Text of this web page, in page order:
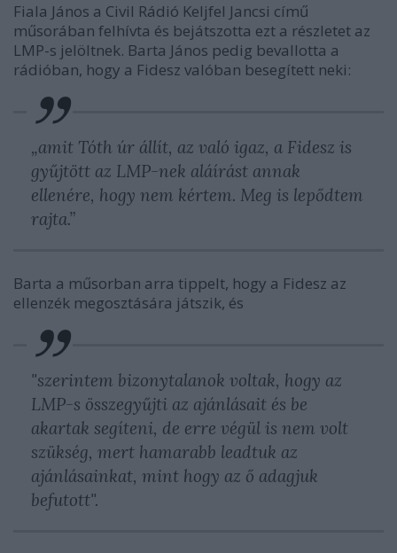
Fiala János a Civil Rádió Keljfel Jancsi című
műsorában felhívta és bejátszotta ezt a részletet az
LMP-s jelöltnek. Barta János pedig bevallotta a
rádióban, hogy a Fidesz valóban besegített neki:
„amit Tóth úr állít, az való igaz, a Fidesz is
gyűjtött az LMP-nek aláírást annak
ellenére, hogy nem kértem. Meg is lepődtem
rajta.”
Barta a műsorban arra tippelt, hogy a Fidesz az
ellenzék megosztására játszik, és
"szerintem bizonytalanok voltak, hogy az
LMP-s összegyűjti az ajánlásait és be
akartak segíteni, de erre végül is nem volt
szükség, mert hamarabb leadtuk az
ajánlásainkat, mint hogy az ő adagjuk
befutott".